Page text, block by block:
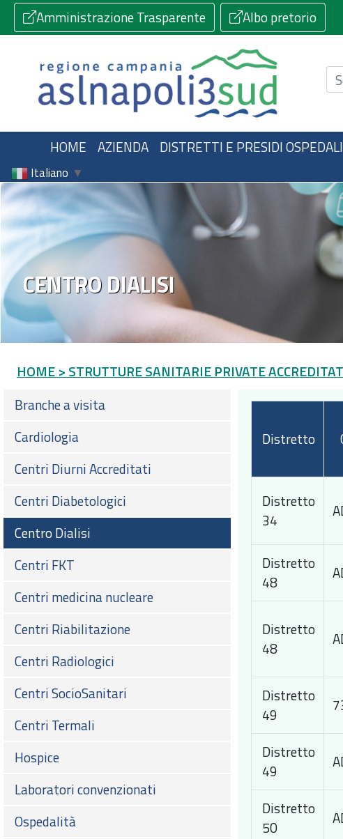
Amministrazione Trasparente Albo pretorio
HOME AZIENDA DISTRETTI E PRESIDI
Italiano ▼
CENTRO DIALISI
HOME > STRUTTURE SANITARIE PRIVATE
Branche a visita
Cardiologia
Centri Diurni Accreditati
Centri Diabetologici
Centro Dialisi
Centri FKT
Centri medicina nucleare
Centri Riabilitazione
Centri Radiologici
Centri SocioSanitari
Centri Termali
Hospice
Laboratori convenzionati
Ospedalità
Distretto
Distretto
34
Distretto
48
Distretto
48
Distretto
49
Distretto
49
Distretto
50